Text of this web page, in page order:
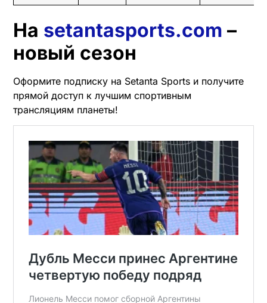
На setantasports.com –
новый сезон
Оформите подписку на Setanta Sports и получите
прямой доступ к лучшим спортивным
трансляциям планеты!